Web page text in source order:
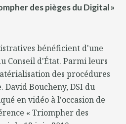
des pièges du Digital »
bénéficient d'une
Conseil d'État. Parmi leurs
des procédures
Boucheny, DSI du
en vidéo à l'occasion de
« Triompher des